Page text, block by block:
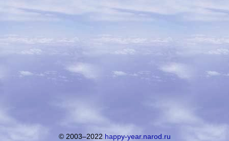
© 2003–2022 happy-year.narod.ru